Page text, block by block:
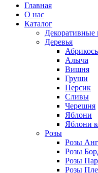
Главная
О нас
Каталог
Декоративные
Деревья
Алыча
Вишня
Груши
Персик
Сливы
Черешня
Яблони
Яблони
Розы
Розы
Розы
Розы
Розы